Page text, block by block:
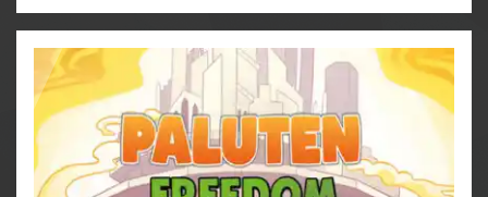
Paluten und Edgar ermitteln und decken dabei ein
dunkles Geheimnis auf. Ob es Ihnen gelingt, die
Schmalamas zu retten? Allein können sie es
jedenfalls nicht schaffen. Sie brauchen Hilfe - und
zwar ausgerechnet von einem lange verschollenen
Feind.